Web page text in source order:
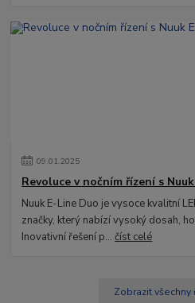
09.01.2025
Revoluce v nočním řízení s
Nuuk E-Line Duo je vysoce kvalitní
značky, který nabízí vysoký dosah,
Inovativní řešení p...číst celé
Zobrazit všechny